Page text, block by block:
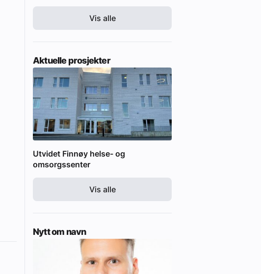
Vis alle
Aktuelle prosjekter
Utvidet Finnøy helse- og
omsorgssenter
Vis alle
Nytt om navn